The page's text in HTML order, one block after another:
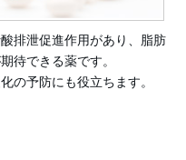
排泄促進作用があり、脂肪
待できる薬です。
の予防にも役立ちます。